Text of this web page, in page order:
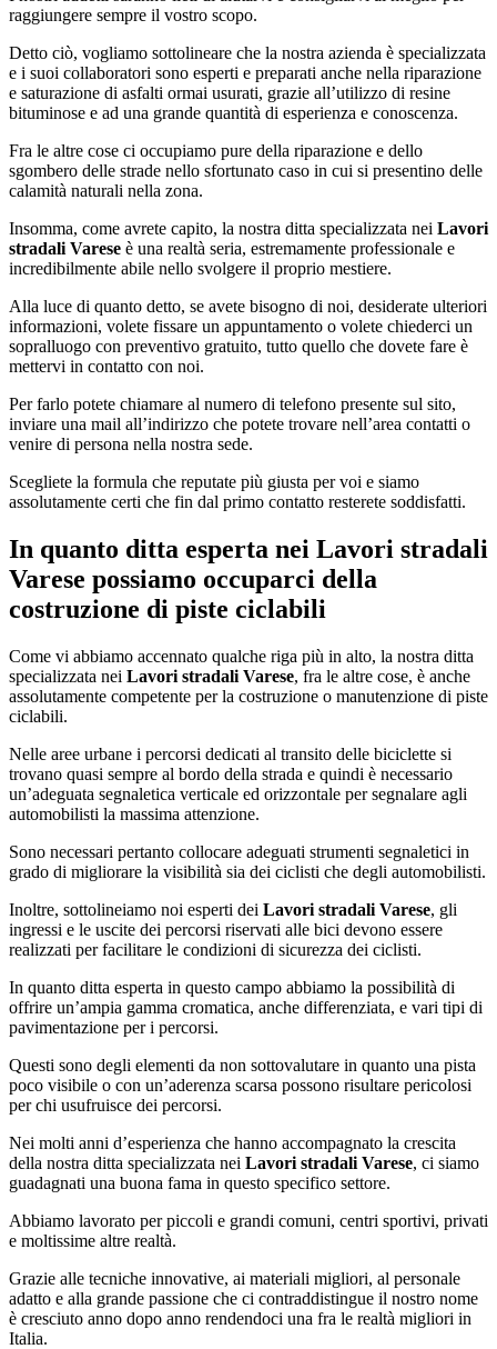
raggiungere sempre il vostro scopo.
Detto ciò, vogliamo sottolineare che la nostra azienda è specializzata
e i suoi collaboratori sono esperti e preparati anche nella riparazione
e saturazione di asfalti ormai usurati, grazie all’utilizzo di resine
bituminose e ad una grande quantità di esperienza e conoscenza.
Fra le altre cose ci occupiamo pure della riparazione e dello
sgombero delle strade nello sfortunato caso in cui si presentino delle
calamità naturali nella zona.
Insomma, come avrete capito, la nostra ditta specializzata nei Lavori
stradali Varese è una realtà seria, estremamente professionale e
incredibilmente abile nello svolgere il proprio mestiere.
Alla luce di quanto detto, se avete bisogno di noi, desiderate ulteriori
informazioni, volete fissare un appuntamento o volete chiederci un
sopralluogo con preventivo gratuito, tutto quello che dovete fare è
mettervi in contatto con noi.
Per farlo potete chiamare al numero di telefono presente sul sito,
inviare una mail all’indirizzo che potete trovare nell’area contatti o
venire di persona nella nostra sede.
Scegliete la formula che reputate più giusta per voi e siamo
assolutamente certi che fin dal primo contatto resterete soddisfatti.
In quanto ditta esperta nei Lavori stradali
Varese possiamo occuparci della
costruzione di piste ciclabili
Come vi abbiamo accennato qualche riga più in alto, la nostra ditta
specializzata nei Lavori stradali Varese, fra le altre cose, è anche
assolutamente competente per la costruzione o manutenzione di piste
ciclabili.
Nelle aree urbane i percorsi dedicati al transito delle biciclette si
trovano quasi sempre al bordo della strada e quindi è necessario
un’adeguata segnaletica verticale ed orizzontale per segnalare agli
automobilisti la massima attenzione.
Sono necessari pertanto collocare adeguati strumenti segnaletici in
grado di migliorare la visibilità sia dei ciclisti che degli automobilisti.
Inoltre, sottolineiamo noi esperti dei Lavori stradali Varese, gli
ingressi e le uscite dei percorsi riservati alle bici devono essere
realizzati per facilitare le condizioni di sicurezza dei ciclisti.
In quanto ditta esperta in questo campo abbiamo la possibilità di
offrire un’ampia gamma cromatica, anche differenziata, e vari tipi di
pavimentazione per i percorsi.
Questi sono degli elementi da non sottovalutare in quanto una pista
poco visibile o con un’aderenza scarsa possono risultare pericolosi
per chi usufruisce dei percorsi.
Nei molti anni d’esperienza che hanno accompagnato la crescita
della nostra ditta specializzata nei Lavori stradali Varese, ci siamo
guadagnati una buona fama in questo specifico settore.
Abbiamo lavorato per piccoli e grandi comuni, centri sportivi, privati
e moltissime altre realtà.
Grazie alle tecniche innovative, ai materiali migliori, al personale
adatto e alla grande passione che ci contraddistingue il nostro nome
è cresciuto anno dopo anno rendendoci una fra le realtà migliori in
Italia.